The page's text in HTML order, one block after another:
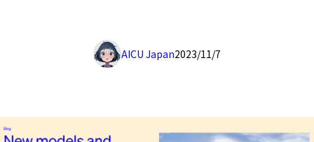
2023/11/7
AICU Japan